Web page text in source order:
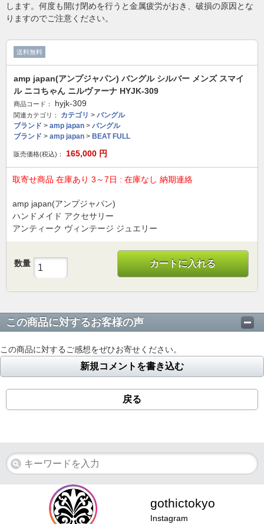
します。何度も開け閉めを行うと金属疲労がおき、破損の原因とな
りますのでご注意ください。
送料無料
amp japan(アンプジャパン) バングル シルバー メンズ スマイ
ル ニコちゃん ニルヴァーナ HYJK-309
商品コード： hyjk-309
関連カテゴリ： カテゴリ > バングル
ブランド > amp japan > バングル
ブランド > amp japan > BEAT FULL
販売価格(税込)： 165,000 円
取寄せ商品 在庫あり 3～7日 : 在庫なし 納期連絡
amp japan(アンプジャパン)
ハンドメイド アクセサリー
アンティーク ヴィンテージ ジュエリー
数量 カートに入れる
この商品に対するお客様の声
この商品に対するご感想をぜひお寄せください。
新規コメントを書き込む
戻る
gothictokyo
Instagram